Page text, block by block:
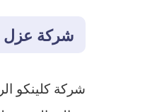
شركة عزل
شركة كلينكو